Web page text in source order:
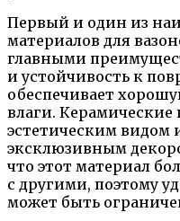
Первый и один из
материалов для
главными
и устойчивость к
обеспечивает
влаги. Керамические
эстетическим видом
эксклюзивным
что этот материал
с другими, поэтому
может быть